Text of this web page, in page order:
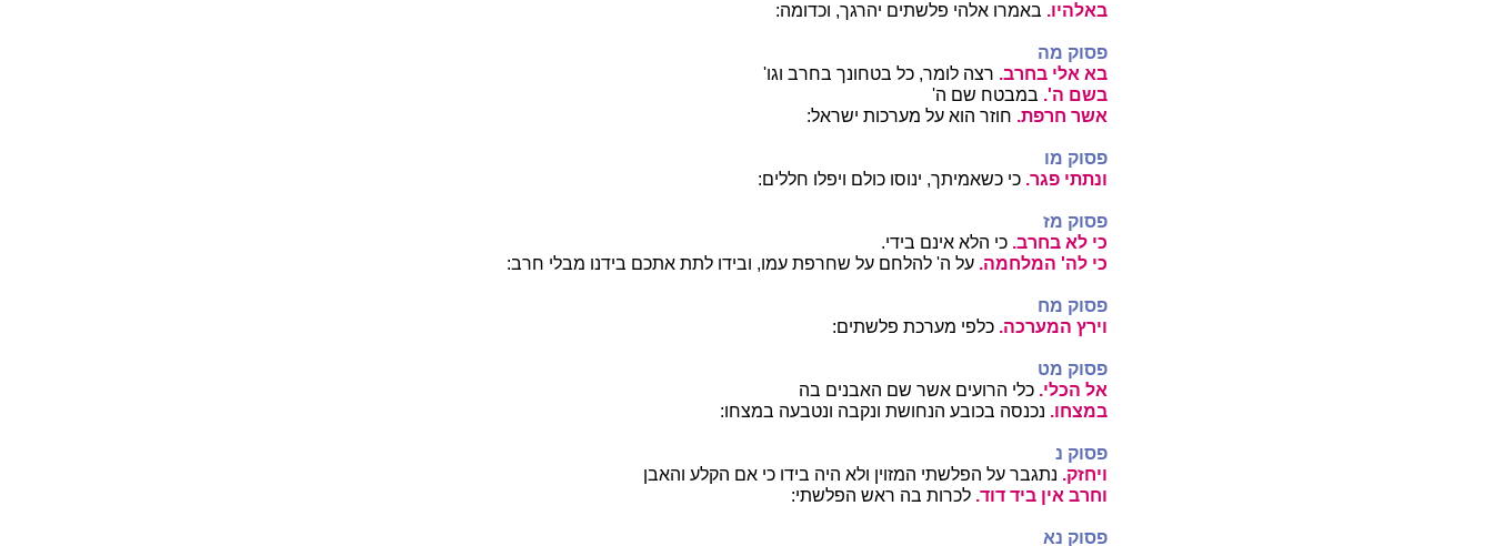
באלהיו. באמרו אלהי פלשתים יהרגך, וכדומה:
פסוק מה
בא אלי בחרב. רצה לומר, כל בטחונך בחרב וגו'
בשם ה'. במבטח שם ה'
אשר חרפת. חוזר הוא על מערכות ישראל:
פסוק מו
ונתתי פגר. כי כשאמיתך, ינוסו כולם ויפלו חללים:
פסוק מז
כי לא בחרב. כי הלא אינם בידי.
כי לה' המלחמה. על ה' להלחם על שחרפת עמו, ובידו לתת אתכם בידנו מבלי חרב:
פסוק מח
וירץ המערכה. כלפי מערכת פלשתים:
פסוק מט
אל הכלי. כלי הרועים אשר שם האבנים בה
במצחו. נכנסה בכובע הנחושת ונקבה ונטבעה במצחו:
פסוק נ
ויחזק. נתגבר על הפלשתי המזוין ולא היה בידו כי אם הקלע והאבן
וחרב אין ביד דוד. לכרות בה ראש הפלשתי:
פסוק נא